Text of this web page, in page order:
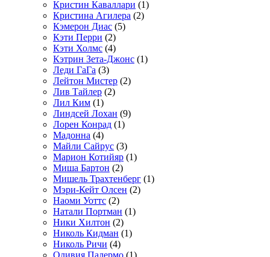
Кристин Каваллари (1)
Кристина Агилера (2)
Кэмерон Диас (5)
Кэти Перри (2)
Кэти Холмс (4)
Кэтрин Зета-Джонс (1)
Леди ГаГа (3)
Лейтон Мистер (2)
Лив Тайлер (2)
Лил Ким (1)
Линдсей Лохан (9)
Лорен Конрад (1)
Мадонна (4)
Майли Сайрус (3)
Марион Котийяр (1)
Миша Бартон (2)
Мишель Трахтенберг (1)
Мэри-Кейт Олсен (2)
Наоми Уоттс (2)
Натали Портман (1)
Ники Хилтон (2)
Николь Кидман (1)
Николь Ричи (4)
Оливия Палермо (1)